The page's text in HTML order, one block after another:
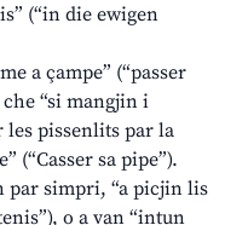
(“in die ewigen
a çampe” (“passer
che “si mangjin i
les pissenlits par la
(“Casser sa pipe”).
par simpri, “a picjin lis
o a van “intun